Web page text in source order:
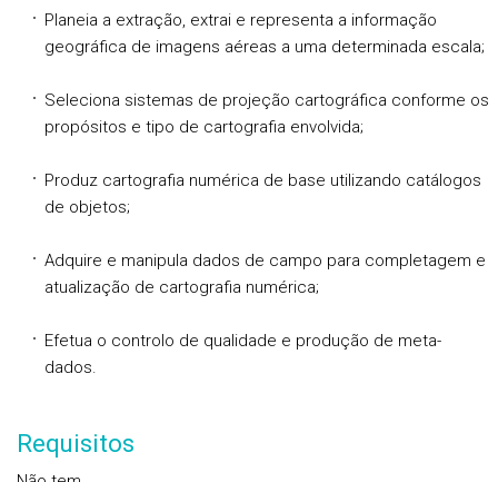
Planeia a extração, extrai e representa a informação
geográfica de imagens aéreas a uma determinada escala;
Seleciona sistemas de projeção cartográfica conforme os
propósitos e tipo de cartografia envolvida;
Produz cartografia numérica de base utilizando catálogos
de objetos;
Adquire e manipula dados de campo para completagem e
atualização de cartografia numérica;
Efetua o controlo de qualidade e produção de meta-
dados.
Requisitos